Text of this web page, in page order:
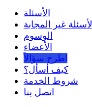
الأسئلة
الأسئلة غير المجابة
الوسوم
الأعضاء
اطرح سؤالاً
كيف أسأل؟
شروط الخدمة
اتصل بنا